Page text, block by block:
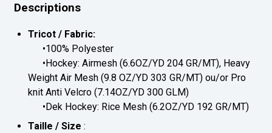
Descriptions
Tricot / Fabric:
•100% Polyester
•Hockey: Airmesh (6.6OZ/YD 204 GR/MT), Heavy
Weight Air Mesh (9.8 OZ/YD 303 GR/MT) ou/or Pro
knit Anti Velcro (7.14OZ/YD 300 GLM)
•Dek Hockey: Rice Mesh (6.2OZ/YD 192 GR/MT)
Taille / Size :